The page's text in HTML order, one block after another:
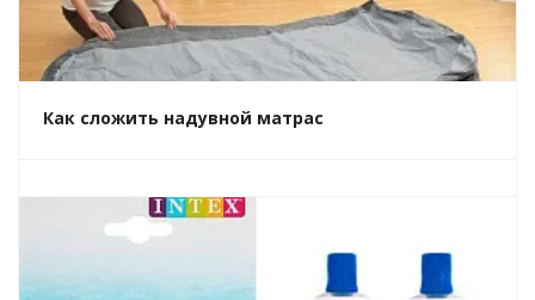
Как сложить надувной матрас